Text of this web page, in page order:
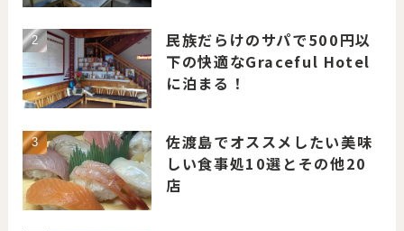
民族だらけのサパで500円以
下の快適なGraceful Hotel
に泊まる！
佐渡島でオススメしたい美味
しい食事処10選とその他20
店